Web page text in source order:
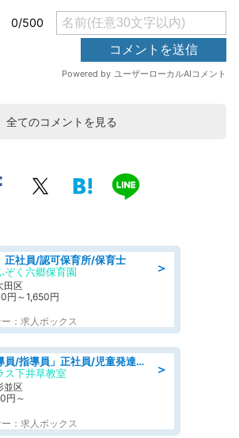
全てのコメントを見る
＞
正社員/認可保育所/保育士
ぞく六郷保育園
田区
円～1,650円
：求人ボックス
＞
「児童指導員/指導員」正社員/児童発達支援
ス下井草教室
並区
円～
：求人ボックス